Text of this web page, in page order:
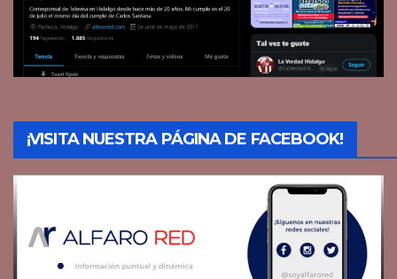
¡VISITA NUESTRA PÁGINA DE FACEBOOK!